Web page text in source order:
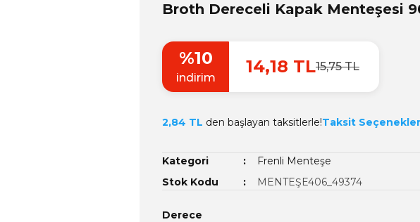
Broth Dereceli Kapak Menteşesi
%10
indirim
14,18 TL15,75 TL
2,84 TL den başlayan taksitlerle!Taksit
Kategori
Frenli Menteşe
Stok Kodu
MENTEŞE406_49374
Derece